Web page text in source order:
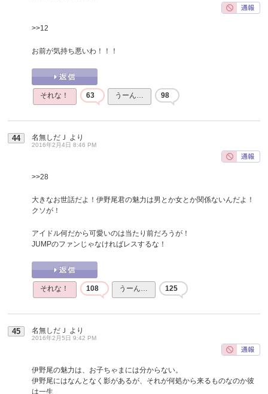
>>12
お前が気持ち悪いわ！！！
それな！ 63 うーん… 98
44 名無しだＪ より
2016年2月4日 8:46 PM
>>28
大きなお世話だよ！伊野尾君の魅力は男とか女とか関係ないんだよ！
クソが！
アイドル何だから可愛いのは当たり前だろうが！
JUMPのファンじゃなければレスするな！
それな！ 108 うーん… 125
45 名無しだＪ より
2016年2月5日 9:42 PM
伊野尾の魅力は、お子ちゃまには分からない。
伊野尾にはなんとなく影があるが、それが何処から来るものなのか彼
は一生